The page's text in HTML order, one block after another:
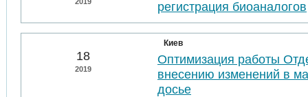
регистрация биоаналогов
18
2019
Киев
Оптимизация работы
внесению изменений в
досье